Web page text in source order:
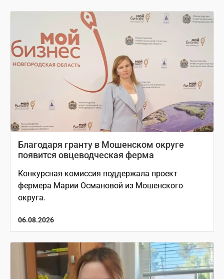
Благодаря гранту в Мошенском округе
появится овцеводческая ферма
Конкурсная комиссия поддержала проект
фермера Марии Османовой из Мошенского
округа.
06.08.2026